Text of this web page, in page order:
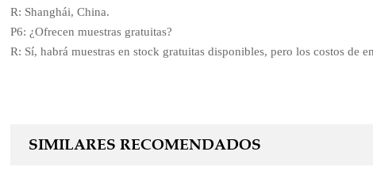
R: Shanghái, China.
P6: ¿Ofrecen muestras gratuitas?
R: Sí, habrá muestras en stock gratuitas disponibles, pero los costos
SIMILARES RECOMENDADOS